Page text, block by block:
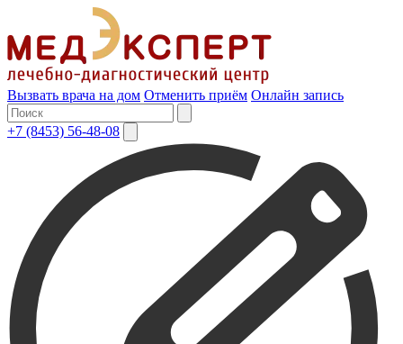
Вызвать врача на дом Отменить приём Онлайн запись
+7 (8453) 56-48-08